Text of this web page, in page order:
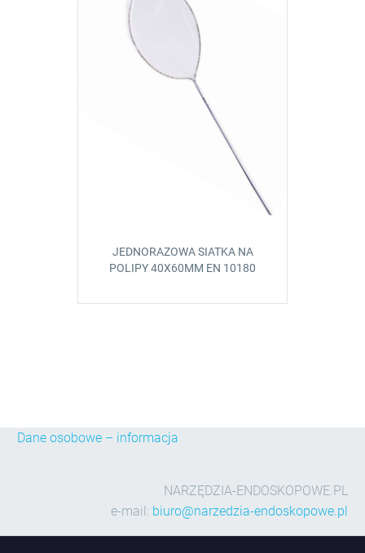
JEDNORAZOWA SIATKA NA
POLIPY 40X60MM EN 10180
Dane osobowe – informacja
NARZĘDZIA-ENDOSKOPOWE.PL
e-mail: biuro@narzedzia-endoskopowe.pl